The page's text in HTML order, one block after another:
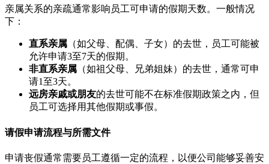
亲属关系的亲疏通常影响员工可申请的假期天数。一般情况
下：
直系亲属 （如父母、配偶、子女）的去世，员工可能被
允许申请3至7天的假期。
非直系亲属 （如祖父母、兄弟姐妹）的去世，通常可申
请1至3天。
远房亲戚或朋友的去世可能不在标准假期政策之内，但
员工可选择用其他假期或事假。
请假申请流程与所需文件
申请丧假通常需要员工遵循一定的流程，以便公司能够妥善安